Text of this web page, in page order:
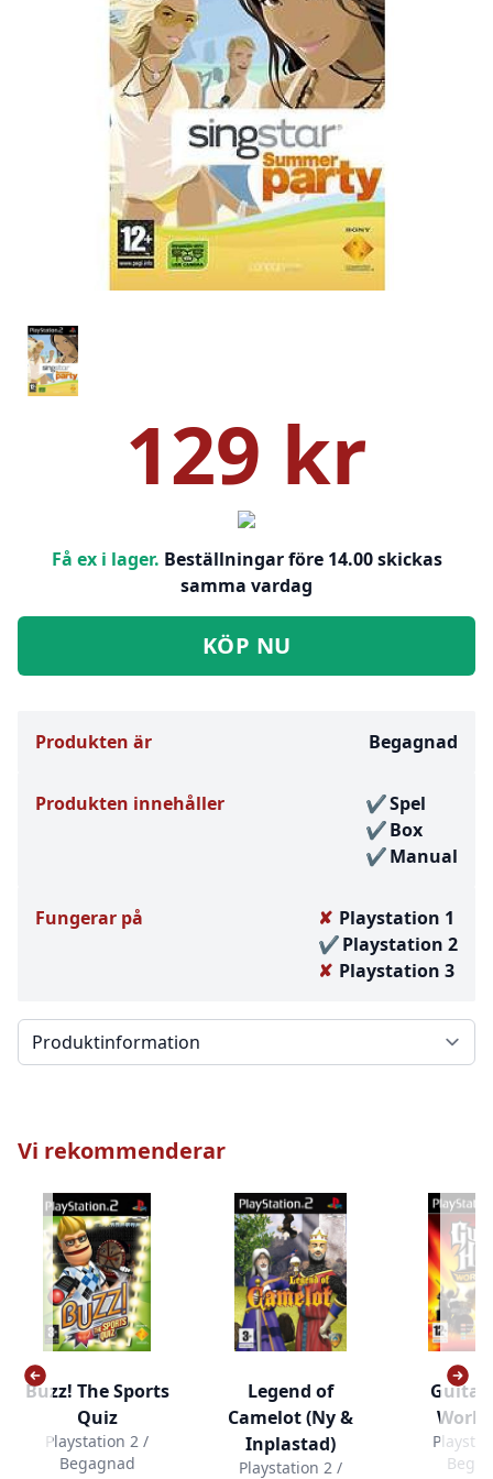
129 kr
Få ex i lager. Beställningar före 14.00 skickas
samma vardag
KÖP NU
Produkten är Begagnad
Produkten innehåller
Spel
Box
Manual
Fungerar på
Playstation 1
Playstation 2
Playstation 3
Välj en flik
Vi rekommenderar
Buzz! The Sports
Quiz
Playstation 2 /
Begagnad
Legend of
Camelot (Ny &
Inplastad)
Playstation 2 /
Guitar
World